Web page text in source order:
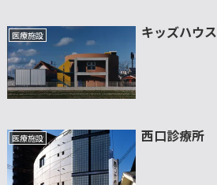
医療施設 キッズハウス
医療施設 西口診療所